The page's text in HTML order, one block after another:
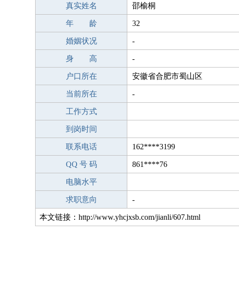
真实姓名 邵榆桐
年 龄 32
婚姻状况 -
身 高 -
户口所在 安徽省合肥市蜀山区
当前所在 -
工作方式
到岗时间
联系电话 162****3199
QQ 号 码 861****76
电脑水平
求职意向 -
本文链接：http://www.yhcjxsb.com/jianli/607.html